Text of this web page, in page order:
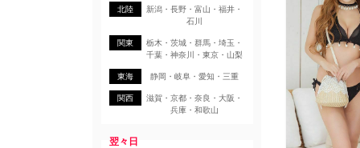
北陸
新潟・長野・富山・福井・
石川
関東
栃木・茨城・群馬・埼玉・
千葉・神奈川・東京・山梨
東海 静岡・岐阜・愛知・三重
関西
滋賀・京都・奈良・大阪・
兵庫・和歌山
翌々日